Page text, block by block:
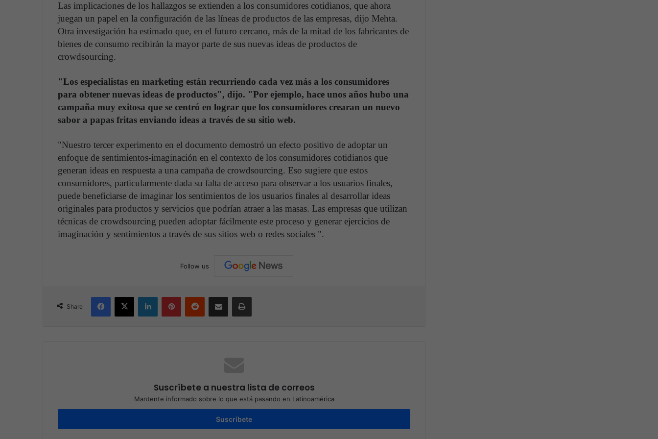
Las implicaciones de los hallazgos se extienden a los consumidores cotidianos, que ahora
juegan un papel en la configuración de las líneas de productos de las empresas, dijo Mehta.
Otra investigación ha estimado que, en el futuro cercano, más de la mitad de los fabricantes de
bienes de consumo recibirán la mayor parte de sus nuevas ideas de productos de
crowdsourcing.
"Los especialistas en marketing están recurriendo cada vez más a los consumidores
para obtener nuevas ideas de productos", dijo. "Por ejemplo, hace unos años hubo una
campaña muy exitosa que se centró en lograr que los consumidores crearan un nuevo
sabor a papas fritas enviando ideas a través de su sitio web.
"Nuestro tercer experimento en el documento demostró un efecto positivo de adoptar un
enfoque de sentimientos-imaginación en el contexto de los consumidores cotidianos que
generan ideas en respuesta a una campaña de crowdsourcing. Eso sugiere que estos
consumidores, particularmente dada su falta de acceso para observar a los usuarios finales,
puede beneficiarse de imaginar los sentimientos de los usuarios finales al desarrollar ideas
originales para productos y servicios que podrían atraer a las masas. Las empresas que utilizan
técnicas de crowdsourcing pueden adoptar fácilmente este proceso y generar ejercicios de
imaginación y sentimientos a través de sus sitios web o redes sociales ".
Follow us
Share
Suscríbete a nuestra lista de correos
Mantente informado sobre lo que está pasando en Latinoamérica
Suscríbete